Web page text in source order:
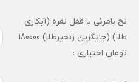
نخ نامرئی با قفل نقره (آبکاری
طلا) (جایگزین زنجیرطلا) 180000
تومان اختیاری :